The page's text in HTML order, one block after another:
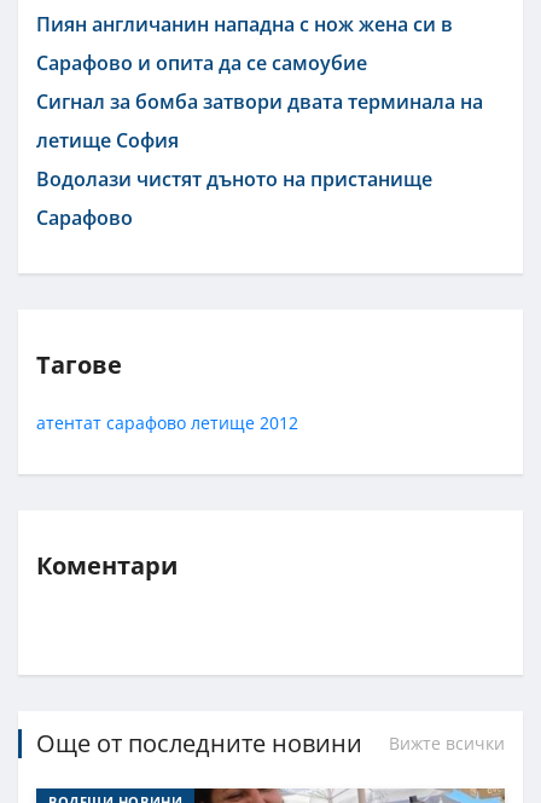
Пиян англичанин нападна с нож жена си в
Сарафово и опита да се самоубие
Сигнал за бомба затвори двата терминала на
летище София
Водолази чистят дъното на пристанище
Сарафово
Тагове
атентат сарафово летище 2012
Коментари
Още от последните новини Вижте всички